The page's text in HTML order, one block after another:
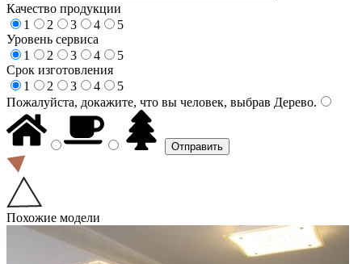
Качество продукции
1
2 3 4
5
Уровень сервиса
1
2 3 4
5
Срок изготовления
1
2 3 4
5
Пожалуйста, докажите, что вы человек, выбрав Дерево.
Похожие модели